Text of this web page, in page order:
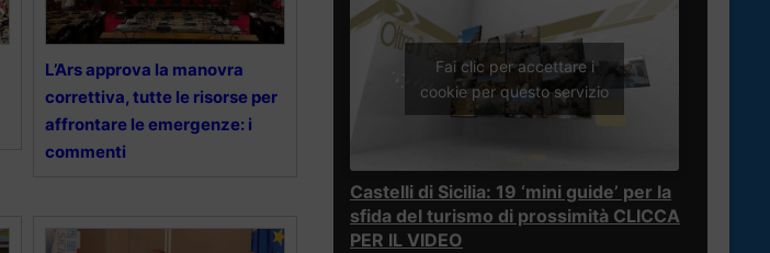
L’Ars approva la manovra
correttiva, tutte le risorse per
affrontare le emergenze: i
commenti
Fai clic per accettare i
cookie per questo servizio
Castelli di Sicilia: 19 ‘mini guide’ per la
sfida del turismo di prossimità CLICCA
PER IL VIDEO